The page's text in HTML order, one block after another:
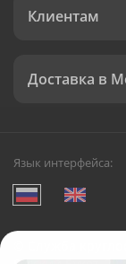
Клиентам
Доставка в
Язык интерфейса:
Служба